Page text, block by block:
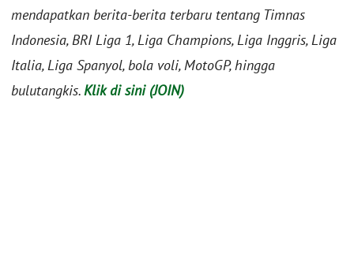
mendapatkan berita-berita terbaru tentang Timnas
Indonesia, BRI Liga 1, Liga Champions, Liga Inggris, Liga
Italia, Liga Spanyol, bola voli, MotoGP, hingga
bulutangkis.Klik di sini (JOIN)